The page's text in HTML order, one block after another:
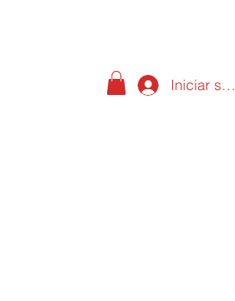
Iniciar